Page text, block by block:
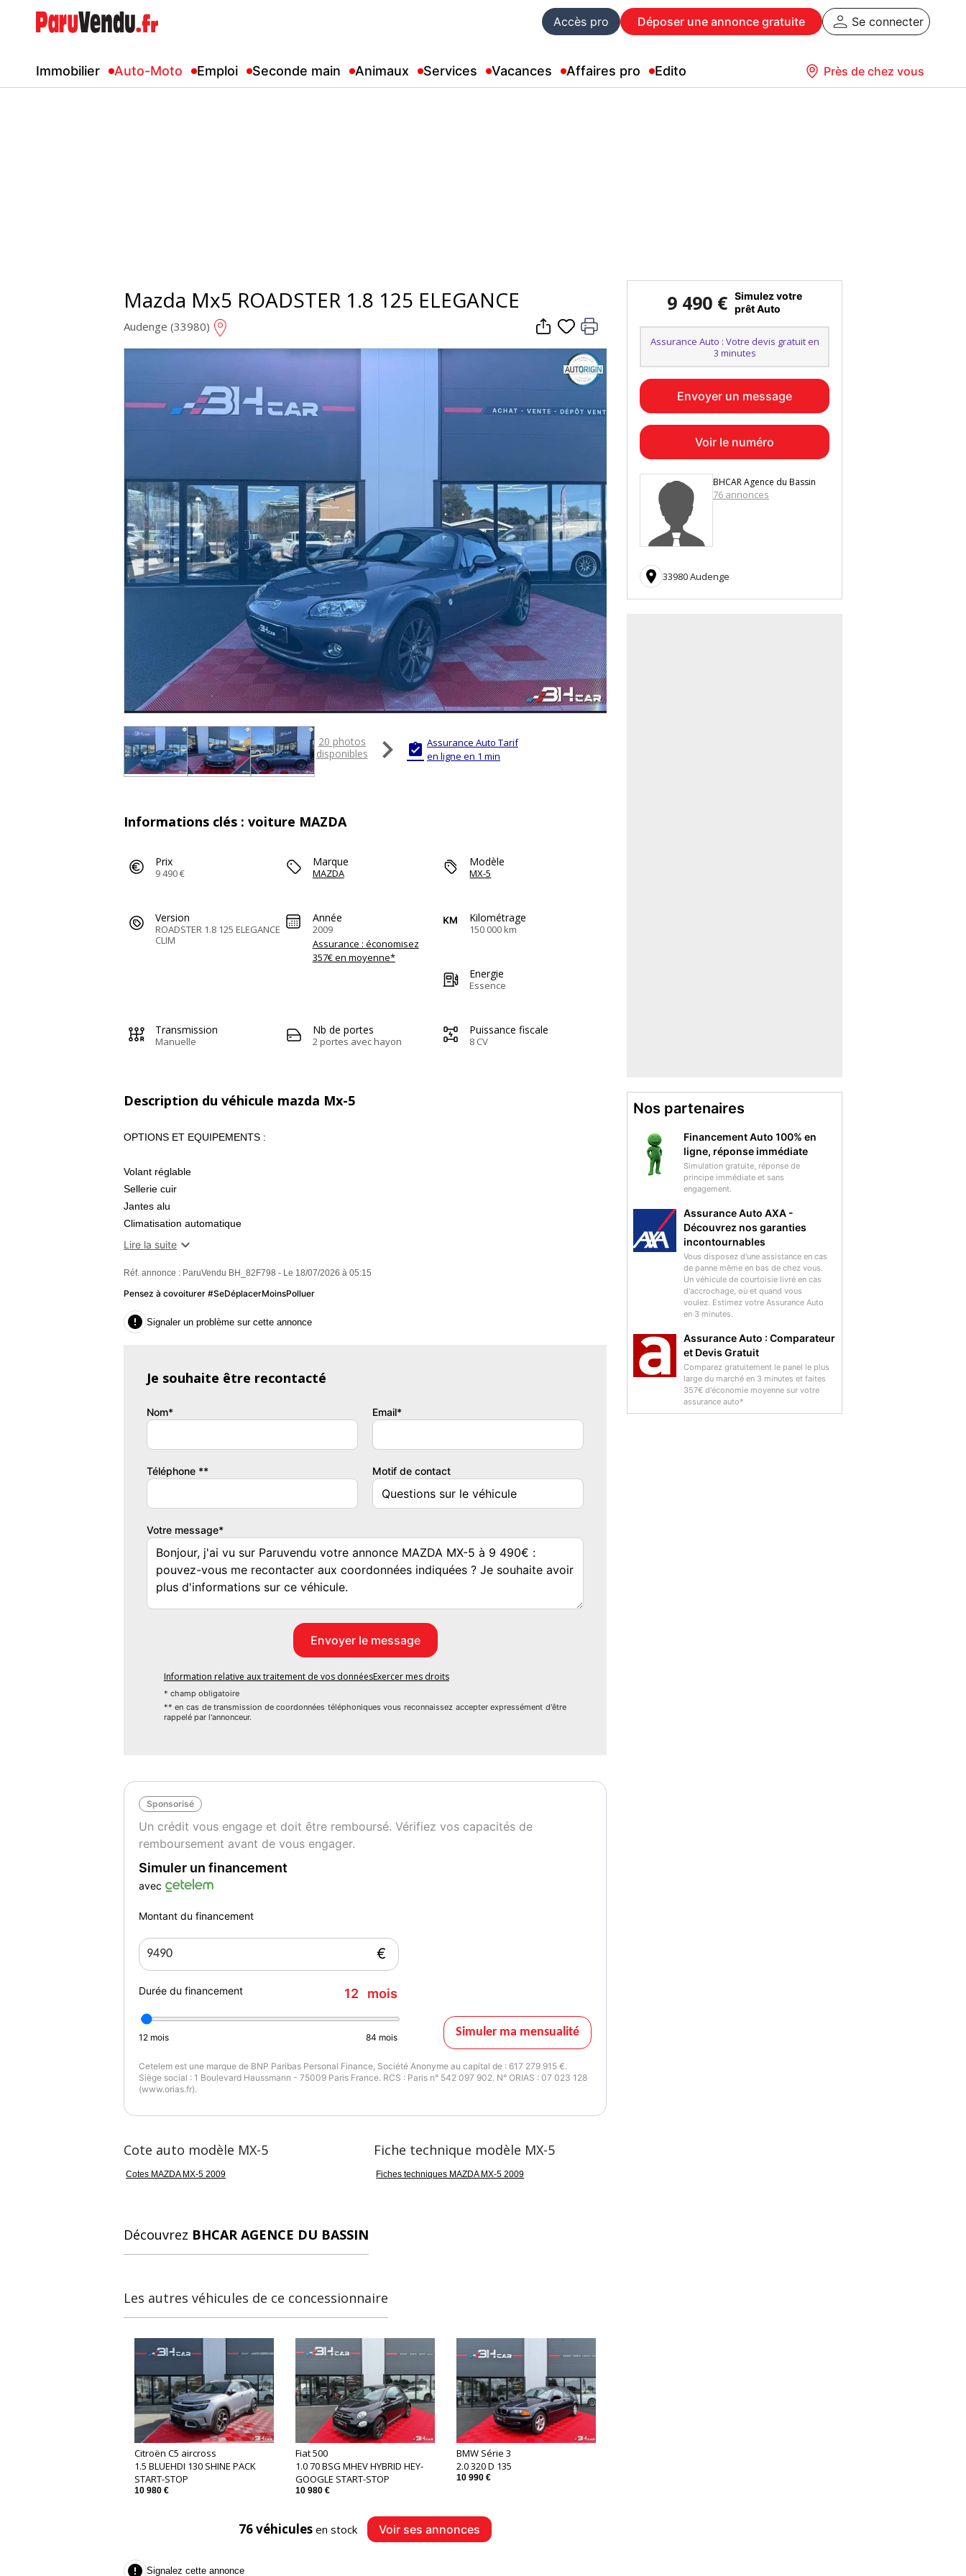
Accès pro Déposer une annonce gratuite Se connecter
Immobilier Auto-Moto Emploi Seconde main Animaux Services Vacances Affaires pro Edito Près de chez vous
Mazda Mx5 ROADSTER 1.8 125 ELEGANCE
Audenge (33980)
20 photos
disponibles
  Assurance Auto Tarif
en ligne en 1 min
Informations clés : voiture MAZDA
Prix
9 490 €
Marque
MAZDA
Modèle
MX-5
Version
ROADSTER 1.8 125 ELEGANCE
CLIM
Année
2009
Assurance : économisez
357€ en moyenne*
Kilométrage
150 000 km
Energie
Essence
Transmission
Manuelle
Nb de portes
2 portes avec hayon
Puissance fiscale
8 CV
Description du véhicule mazda Mx-5
OPTIONS ET EQUIPEMENTS :
Volant réglable
Sellerie cuir
Jantes alu
Climatisation automatique
Kit gonfleur
ENTRETIEN ET DIVERS :
double de clé
4 pneus neuf
les options avec nous.
*Forfait de mise à la route : 599 euros
Incluant : Garantie 3 mois / Préparation esthétique intérieure & extérieure / un demi plein de carburant /
Prise en main du véhicule / Démarches administratives (hors coût du certificat d'immatriculation).
*PRESTATIONS & SERVICES
Reprise / Mise en vente
Financement possible auprès de nos partenaires financiers
Livraison à domicile au national (sur devis)
Visite virtuelle WhatsApp / FaceTime (sur demande)
RESEAU NATIONAL D'AGENCE DEPUIS 2010.
L'agence BHCAR DU BASSIN D'ARCACHON est située 2 Impasse Joan Robinson 33980 AUDENGE
Lundi : Fermé
Mardi - Vendredi de 9h30 - 12H30 & 13H30 - 18h30.
Samedi de 10H00 - 18H00.
UNIQUEMENT SUR RENDEZ VOUS
Couleur
Gris
Puissance réelle
126
Lire la suite 
Réf. annonce : ParuVendu BH_82F798 - Le 18/07/2026 à 05:15
Pensez à covoiturer #SeDéplacerMoinsPolluer
 Signaler un problème sur cette annonce
Je souhaite être recontacté
Nom* Email*
Téléphone ** Motif de contact
Votre message*
Information relative aux traitement de vos donnéesExercer mes droits
* champ obligatoire
** en cas de transmission de coordonnées téléphoniques vous reconnaissez accepter expressément d'être
rappelé par l'annonceur.
Sponsorisé
Un crédit vous engage et doit être remboursé. Vérifiez vos capacités de
remboursement avant de vous engager.
Simuler un financement
avec
Montant du financement
€
Durée du financement 12 mois
12 mois 84 mois Simuler ma mensualité
Cetelem est une marque de BNP Paribas Personal Finance, Société Anonyme au capital de : 617 279 915 €.
Siège social : 1 Boulevard Haussmann - 75009 Paris France. RCS : Paris n° 542 097 902. N° ORIAS : 07 023 128
(www.orias.fr).
Cote auto modèle MX-5
Cotes MAZDA MX-5 2009
Fiche technique modèle MX-5
Fiches techniques MAZDA MX-5 2009
Découvrez BHCAR AGENCE DU BASSIN
Les autres véhicules de ce concessionnaire
Citroën C5 aircross
1.5 BLUEHDI 130 SHINE PACK
START-STOP
10 980 €
Fiat 500
1.0 70 BSG MHEV HYBRID HEY-
GOOGLE START-STOP
10 980 €
BMW Série 3
2.0 320 D 135
10 990 €
76 véhicules en stock Voir ses annonces
 Signalez cette annonce
9 490 € Simulez votre
prêt Auto
Assurance Auto : Votre devis gratuit en
3 minutes
Envoyer un message
Voir le numéro
BHCAR Agence du Bassin
76 annonces
 33980 Audenge
Nos partenaires
Financement Auto 100% en
ligne, réponse immédiate
Simulation gratuite, réponse de
principe immédiate et sans
engagement.
Assurance Auto AXA -
Découvrez nos garanties
incontournables
Vous disposez d'une assistance en cas
de panne même en bas de chez vous.
Un véhicule de courtoisie livré en cas
d'accrochage, où et quand vous
voulez. Estimez votre Assurance Auto
en 3 minutes.
Assurance Auto : Comparateur
et Devis Gratuit
Comparez gratuitement le panel le plus
large du marché en 3 minutes et faites
357€ d'économie moyenne sur votre
assurance auto*